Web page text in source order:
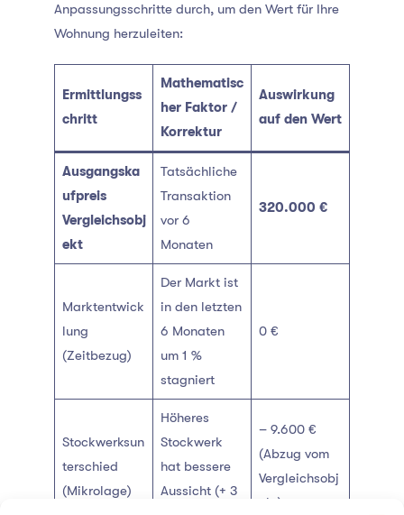
Anpassungsschritte durch, um den Wert für Ihre
Wohnung herzuleiten:
Ermittlungss
chritt
Mathematisc
her Faktor /
Korrektur
Auswirkung
auf den Wert
Ausgangska
ufpreis
Vergleichsobj
ekt
Tatsächliche
Transaktion
vor 6
Monaten
320.000 €
Marktentwick
lung
(Zeitbezug)
Der Markt ist
in den letzten
6 Monaten
um 1 %
stagniert
0 €
Stockwerksun
terschied
(Mikrolage)
Höheres
Stockwerk
hat bessere
Aussicht (+ 3
– 9.600 €
(Abzug vom
Vergleichsobj
ekt)